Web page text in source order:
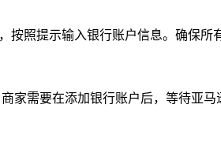
按照提示输入银行账户信息。确保所
家需要在添加银行账户后，等待亚